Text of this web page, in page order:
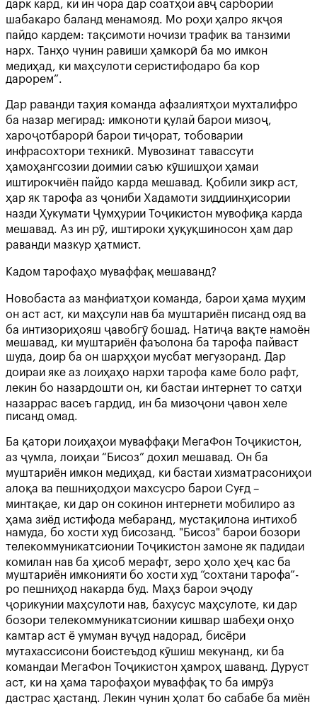
дарк кард, ки ин чора дар соатҳои авҷ сарбории
шабакаро баланд менамояд. Мо роҳи ҳалро якҷоя
пайдо кардем: тақсимоти ночизи трафик ва танзими
нарх. Танҳо чунин равиши ҳамкорӣ ба мо имкон
медиҳад, ки маҳсулоти серистифодаро ба кор
дарорем”.
Дар раванди таҳия команда афзалиятҳои мухталифро
ба назар мегирад: имконоти қулай барои мизоҷ,
хароҷотбарорӣ барои тиҷорат, тобоварии
инфрасохтори техникӣ. Мувозинат тавассути
ҳамоҳангсозии доимии саъю кӯшишҳои ҳамаи
иштирокчиён пайдо карда мешавад. Қобили зикр аст,
ҳар як тарофа аз ҷониби Хадамоти зиддиинҳисории
назди Ҳукумати Ҷумҳурии Тоҷикистон мувофиқа карда
мешавад. Аз ин рӯ, иштироки ҳуқуқшиносон ҳам дар
раванди мазкур ҳатмист.
Кадом тарофаҳо муваффақ мешаванд?
Новобаста аз манфиатҳои команда, барои ҳама муҳим
он аст аст, ки маҳсули нав ба муштариён писанд ояд ва
ба интизориҳояш ҷавобгӯ бошад. Натиҷа вақте намоён
мешавад, ки муштариён фаъолона ба тарофа пайваст
шуда, доир ба он шарҳҳои мусбат мегузоранд. Дар
доираи яке аз лоиҳаҳо нархи тарофа каме боло рафт,
лекин бо назардошти он, ки бастаи интернет то сатҳи
назаррас васеъ гардид, ин ба мизоҷони ҷавон хеле
писанд омад.
Ба қатори лоиҳаҳои муваффақи МегаФон Тоҷикистон,
аз ҷумла, лоиҳаи “Бисоз” дохил мешавад. Он ба
муштариён имкон медиҳад, ки бастаи хизматрасониҳои
алоқа ва пешниҳодҳои махсусро барои Суғд –
минтақае, ки дар он сокинон интернети мобилиро аз
ҳама зиёд истифода мебаранд, мустақилона интихоб
намуда, бо хости худ бисозанд. "Бисоз" барои бозори
телекоммуникатсионии Тоҷикистон замоне як падидаи
комилан нав ба ҳисоб мерафт, зеро ҳоло ҳеҷ кас ба
муштариён имконияти бо хости худ “сохтани тарофа”-
ро пешниҳод накарда буд. Маҳз барои эҷоду
ҷорикунии маҳсулоти нав, бахусус маҳсулоте, ки дар
бозори телекоммуникатсионии кишвар шабеҳи онҳо
камтар аст ё умуман вуҷуд надорад, бисёри
мутахассисони боистеъдод кӯшиш мекунанд, ки ба
командаи МегаФон Тоҷикистон ҳамроҳ шаванд. Дуруст
аст, ки на ҳама тарофаҳои муваффақ то ба имрӯз
дастрас ҳастанд. Лекин чунин ҳолат бо сабабе ба миён